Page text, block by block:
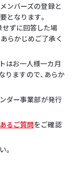
ンバーズの登録と
となります。
せずに回答した場
らかじめご了承く
はお一人様一カ月
りますので、あらか
ンダー事業部が発行
るご質問をご確認
。